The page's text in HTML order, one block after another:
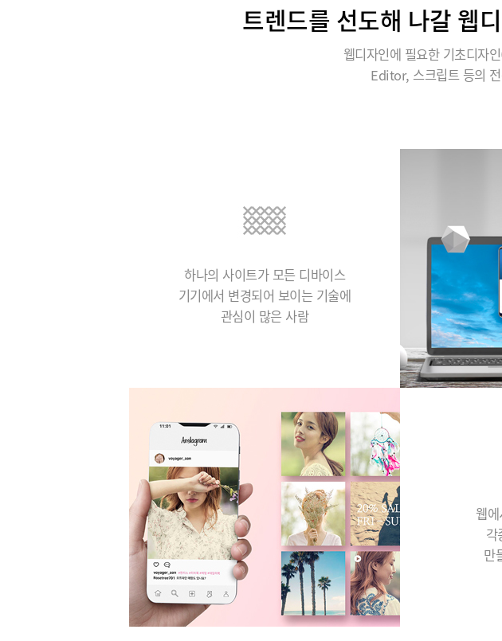
트렌드를 선도해 나갈 웹
웹디자인에 필요한 기초디
Editor, 스크립트 등의
하나의 사이트가 모든 디바이스
기기에서 변경되어 보이는 기술에
관심이 많은 사람
웹
각
만